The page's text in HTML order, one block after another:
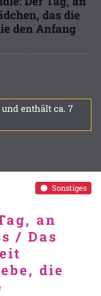
das die
den Anfang
und enthält ca. 7
Sonstiges
an
/ Das
die